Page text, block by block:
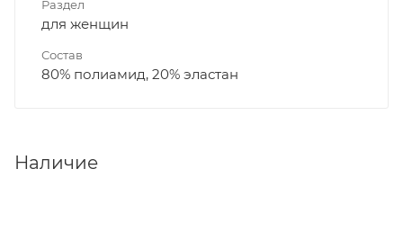
Раздел
для женщин
Состав
80% полиамид, 20% эластан
Наличие